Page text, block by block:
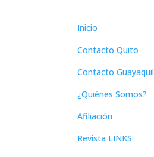
Inicio
Contacto Quito
Contacto Guayaquil
¿Quiénes Somos?
Afiliación
Revista LINKS